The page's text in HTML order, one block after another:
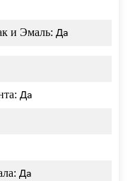
и Эмаль: Да
Да
Да